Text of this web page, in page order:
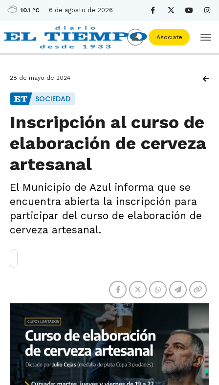
10.1 ºC 6 de agosto de 2026
Asociate
28 de mayo de 2024
SOCIEDAD
Inscripción al curso de
elaboración de cerveza
artesanal
El Municipio de Azul informa que se
encuentra abierta la inscripción para
participar del curso de elaboración de
cerveza artesanal.